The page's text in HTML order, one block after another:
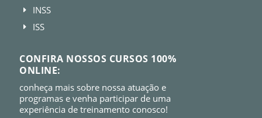
E INSS
E ISS
CONFIRA NOSSOS CURSOS 100%
ONLINE:
conheça mais sobre nossa atuação e
programas e venha participar de uma
experiência de treinamento conosco!